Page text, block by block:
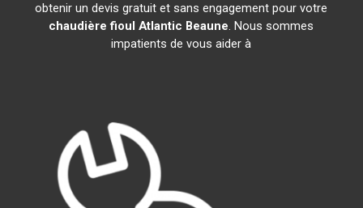
obtenir un devis gratuit et sans engagement pour votre
chaudière fioul Atlantic Beaune. Nous sommes
impatients de vous aider à